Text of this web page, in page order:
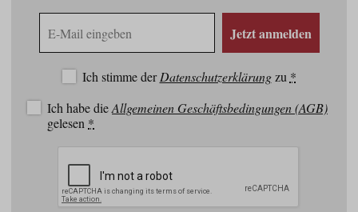
Mail
Jetzt anmelden
Ich stimme derDatenschutzerklärungzu *
Ich habe dieAllgemeinen Geschäftsbedingungen (AGB)
gelesen *